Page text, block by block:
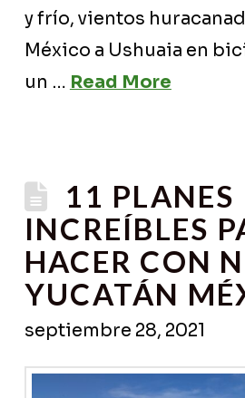
y frío, vientos
México a Ushuaia en
un … Read More
11 PLANES
INCREÍBLES
HACER CON
YUCATÁN
septiembre 28, 2021